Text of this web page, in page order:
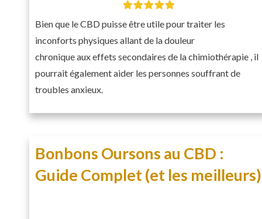
Bien que le CBD puisse être utile pour traiter les
inconforts physiques allant de la douleur
chronique aux effets secondaires de la chimiothérapie , il
pourrait également aider les personnes souffrant de
troubles anxieux.
Bonbons Oursons au CBD :
Guide Complet (et les meilleurs)